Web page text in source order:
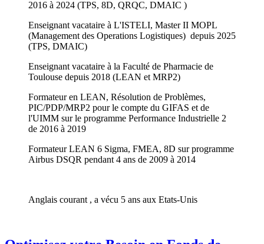
2016 à 2024 (TPS, 8D, QRQC, DMAIC )
Enseignant vacataire à L'ISTELI, Master II MOPL
(Management des Operations Logistiques) depuis 2025
(TPS, DMAIC)
Enseignant vacataire à la Faculté de Pharmacie de
Toulouse depuis 2018 (LEAN et MRP2)
Formateur en LEAN, Résolution de Problèmes,
PIC/PDP/MRP2 pour le compte du GIFAS et de
l'UIMM sur le programme Performance Industrielle 2
de 2016 à 2019
Formateur LEAN 6 Sigma, FMEA, 8D sur programme
Airbus DSQR pendant 4 ans de 2009 à 2014
Anglais courant , a vécu 5 ans aux Etats-Unis